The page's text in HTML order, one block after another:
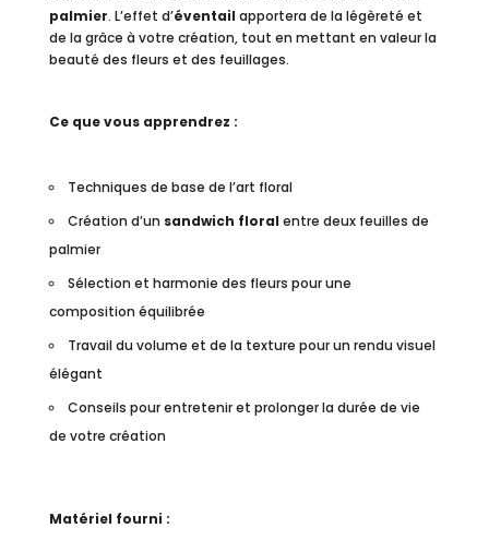
palmier. L’effet d’éventail apportera de la légèreté et
de la grâce à votre création, tout en mettant en valeur la
beauté des fleurs et des feuillages.
Ce que vous apprendrez :
Techniques de base de l’art floral
Création d’un sandwich floral entre deux feuilles de
palmier
Sélection et harmonie des fleurs pour une
composition équilibrée
Travail du volume et de la texture pour un rendu visuel
élégant
Conseils pour entretenir et prolonger la durée de vie
de votre création
Matériel fourni :